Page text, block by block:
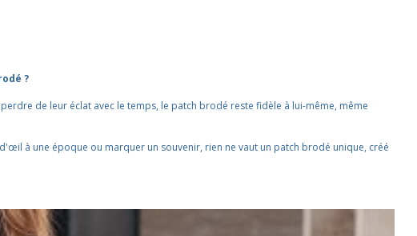
?
de leur éclat avec le temps, le patch brodé reste fidèle à lui-même, même
à une époque ou marquer un souvenir, rien ne vaut un patch brodé unique, créé